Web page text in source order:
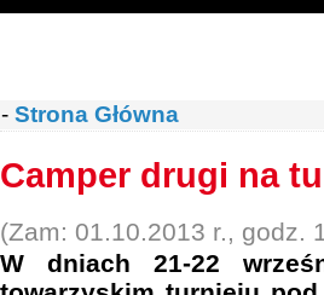
- Strona Główna
Camper drugi na
(Zam: 01.10.2013 r., godz.
W dniach 21-22